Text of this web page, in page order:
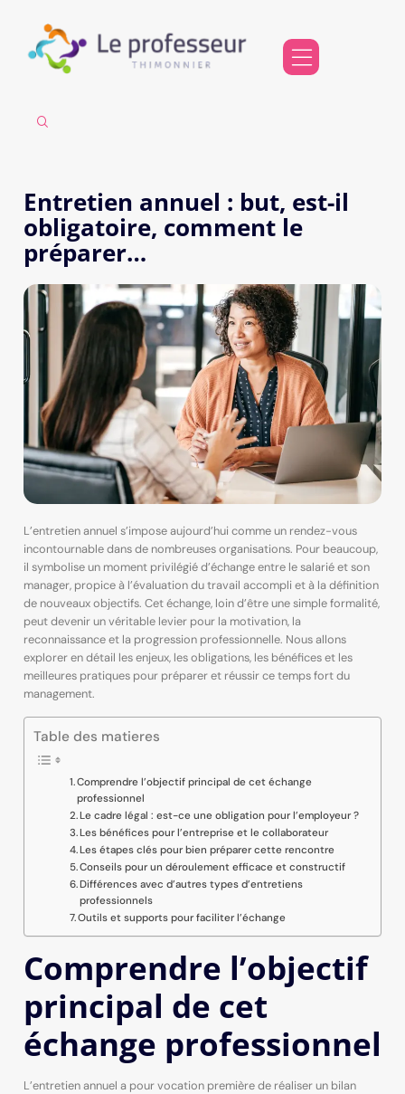
Entretien annuel : but, est-il
obligatoire, comment le
préparer…
L’entretien annuel s’impose aujourd’hui comme un rendez-vous
incontournable dans de nombreuses organisations. Pour beaucoup,
il symbolise un moment privilégié d’échange entre le salarié et son
manager, propice à l’évaluation du travail accompli et à la définition
de nouveaux objectifs. Cet échange, loin d’être une simple formalité,
peut devenir un véritable levier pour la motivation, la
reconnaissance et la progression professionnelle. Nous allons
explorer en détail les enjeux, les obligations, les bénéfices et les
meilleures pratiques pour préparer et réussir ce temps fort du
management.
Table des matieres
Comprendre l’objectif principal de cet échange
professionnel
Le cadre légal : est-ce une obligation pour l’employeur ?
Les bénéfices pour l’entreprise et le collaborateur
Les étapes clés pour bien préparer cette rencontre
Conseils pour un déroulement efficace et constructif
Différences avec d’autres types d’entretiens
professionnels
Outils et supports pour faciliter l’échange
Comprendre l’objectif
principal de cet
échange professionnel
L’entretien annuel a pour vocation première de réaliser un bilan